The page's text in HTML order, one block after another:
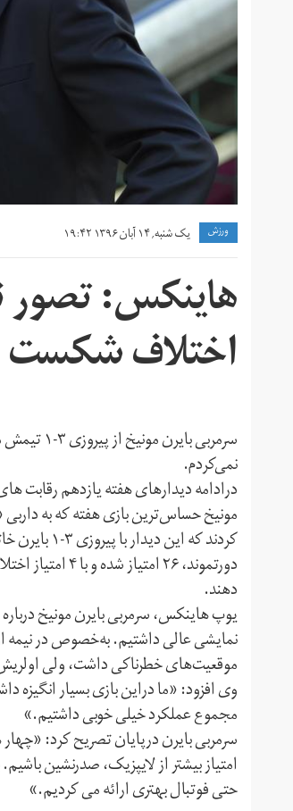
ورزش یک شنبه, ۱۴ آبان ۱۳۹۶ ۱۹:۴۲
هاینکس: تصور
اختلاف
سرمربی
نمی‌کردم.
درادامه دیدارهای هفته یازدهم رقابت
مونیخ حساس‌ترین بازی هفته که به داربی
کردند که
دهند.
یوپ هاینکس، سرمربی بایرن مونیخ
نمایشی عالی داشتیم. به‌خصوص در نیمه
موقعیت‌های خطرناکی داشت، ولی اولریش
وی افزود: «ما دراین بازی بسیار
مجموع عملکرد خیلی خوبی داشتیم.»
سرمربی بایرن درپایان تصریح کرد:
امتیاز بیشتر از لایپزیک، صدرنشین
حتی فوتبال بهتری ارائه می کردیم.»